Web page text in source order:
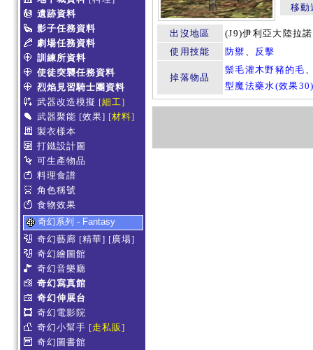
遺跡資料
影子任務資料
劇場任務資料
訓練所資料
使徒突襲任務資料
烈焰見習騎士團資料
武器改造模擬 [細工]
武器聚能 [效果] [材料]
製衣樣本
打鐵設計圖
可生產物品
料理食譜
角色稱號
食物效果
奇幻系列 - Fantasy
奇幻藝廊 [精華] [廣場]
奇幻繪圖館
奇幻音樂廳
奇幻寫真館
奇幻伸展台
奇幻電影院
奇幻小幫手 [走私販]
奇幻圖書館
移動
出沒地區
(J9)伊利亞大陸拉
使用技能
防禦 、 反擊
掉落物品
鬃毛灌木野豬的毛
型魔法藥水(效果